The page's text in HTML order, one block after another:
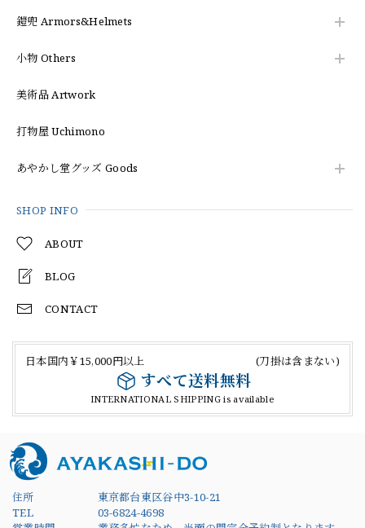
鎧兜 Armors&Helmets
小物 Others
美術品 Artwork
打物屋 Uchimono
あやかし堂グッズ Goods
SHOP INFO
ABOUT
BLOG
CONTACT
日本国内￥15,000円以上 (刀掛は含まない)
すべて送料無料
INTERNATIONAL SHIPPING is available
住所
東京都台東区谷中3-10-21
TEL
03-6824-4698